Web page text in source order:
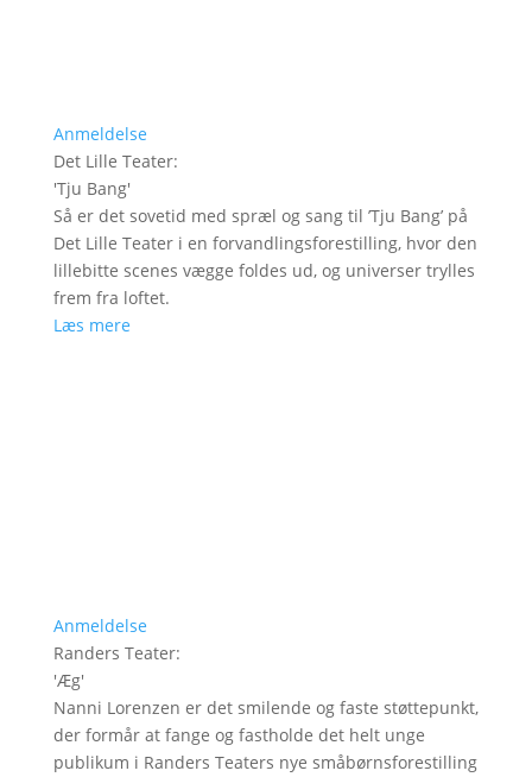
Anmeldelse
Det Lille Teater:
'Tju Bang'
Så er det sovetid med spræl og sang til ’Tju Bang’ på
Det Lille Teater i en forvandlingsforestilling, hvor den
lillebitte scenes vægge foldes ud, og universer trylles
frem fra loftet.
Læs mere
Anmeldelse
Randers Teater:
'Æg'
Nanni Lorenzen er det smilende og faste støttepunkt,
der formår at fange og fastholde det helt unge
publikum i Randers Teaters nye småbørnsforestilling